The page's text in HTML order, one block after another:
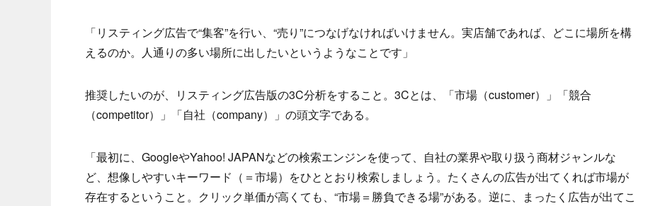
「リスティング広告で“集客”を行い、“売り”につなげなければいけません。実店舗であれば、どこに場所を構
えるのか。人通りの多い場所に出したいというようなことです」
推奨したいのが、リスティング広告版の3C分析をすること。3Cとは、「市場（customer）」「競合
（competitor）」「自社（company）」の頭文字である。
「最初に、GoogleやYahoo! JAPANなどの検索エンジンを使って、自社の業界や取り扱う商材ジャンルな
ど、想像しやすいキーワード（＝市場）をひととおり検索しましょう。たくさんの広告が出てくれば市場が
存在するということ。クリック単価が高くても、“市場＝勝負できる場”がある。逆に、まったく広告が出てこ